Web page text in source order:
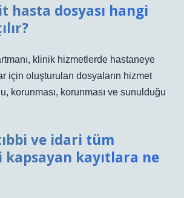
hasta dosyası hangi
klinik hizmetlerde hastaneye
için oluşturulan dosyaların hizmet
korunması, korunması ve sunulduğu
ve idari tüm
kayıtlara ne